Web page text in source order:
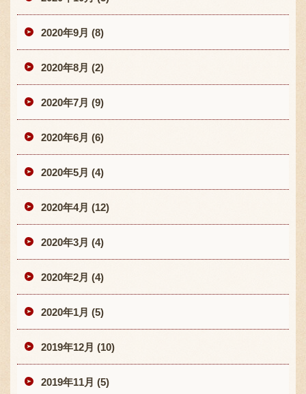
2020年9月 (8)
2020年8月 (2)
2020年7月 (9)
2020年6月 (6)
2020年5月 (4)
2020年4月 (12)
2020年3月 (4)
2020年2月 (4)
2020年1月 (5)
2019年12月 (10)
2019年11月 (5)